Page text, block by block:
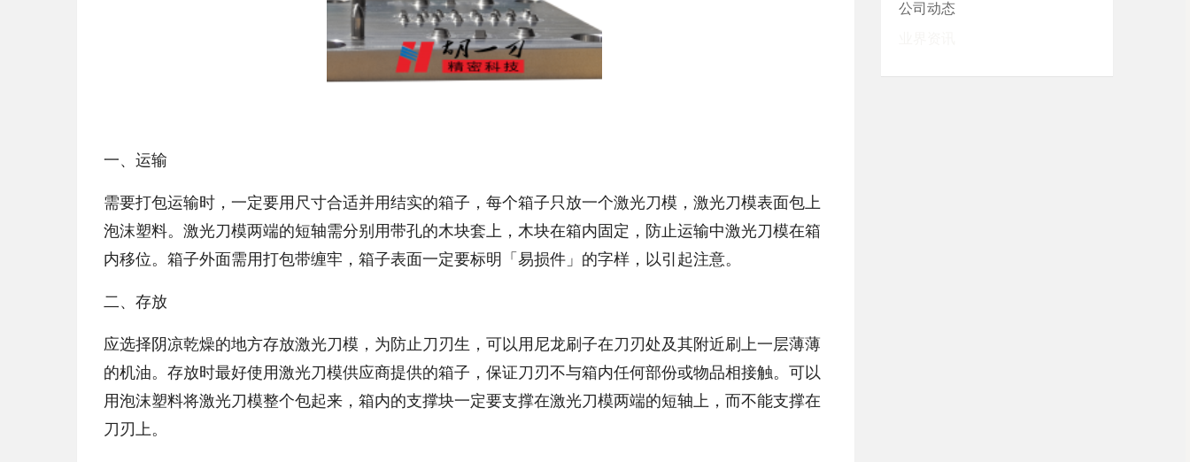
一、运输
需要打包运输时，一定要用尺寸合适并用结实的箱子，每个箱子只放一个激光刀模，激光刀模表面包上
泡沫塑料。激光刀模两端的短轴需分别用带孔的木块套上，木块在箱内固定，防止运输中激光刀模在箱
内移位。箱子外面需用打包带缠牢，箱子表面一定要标明「易损件」的字样，以引起注意。
二、存放
应选择阴凉乾燥的地方存放激光刀模，为防止刀刃生，可以用尼龙刷子在刀刃处及其附近刷上一层薄薄
的机油。存放时最好使用激光刀模供应商提供的箱子，保证刀刃不与箱内任何部份或物品相接触。可以
用泡沫塑料将激光刀模整个包起来，箱内的支撑块一定要支撑在激光刀模两端的短轴上，而不能支撑在
刀刃上。
公司动态